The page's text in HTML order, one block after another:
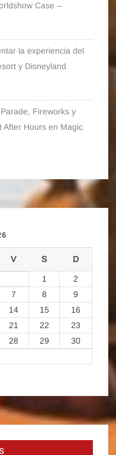
Case –
la experiencia del
y Disneyland
Fireworks y
After Hours en Magic
V S D
1
2
7 8
9
14 15
16
21 22
23
28 29
30